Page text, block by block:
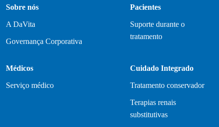
Sobre nós
A DaVita
Governança Corporativa
Pacientes
Suporte durante o
tratamento
Médicos
Serviço médico
Cuidado Integrado
Tratamento conservador
Terapias renais
substitutivas